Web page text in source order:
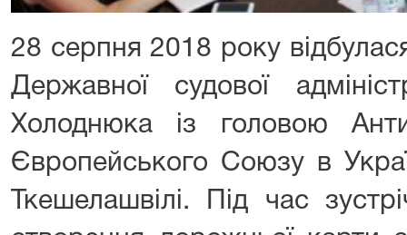
28 серпня 2018 року
Державної судової
Холоднюка із головою
Європейського Союзу в
Ткешелашвілі. Під час